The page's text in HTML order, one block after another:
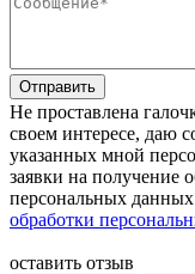
Отправить
Не проставлена
своем интересе, даю
указанных мной
заявки на получение
персональных данных
обработки
оставить отзыв